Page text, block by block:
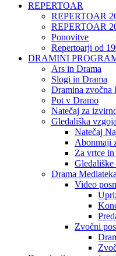
REPERTOAR
REPERTOAR
REPERTOAR
Ponovitve
Repertoarji od
DRAMINI
Ars in Drama
Slogi in Drama
Dramina zvočna
Pot v Dramo
Natečaj za
Gledališka vzgoja
Natečaj
Abonmaji
Za vrtce in
Gledališke
Drama Mediateka
Video
Zvočni